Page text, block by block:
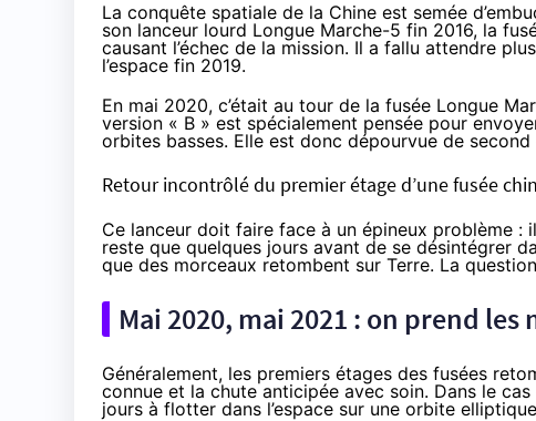
La conquête spatiale de la Chine est semée
son lanceur lourd Longue Marche-5 fin 2016, la
causant l’échec de la mission. Il a fallu attendre
l’espace fin 2019.
En mai 2020, c’était au tour de la fusée Longue
version « B » est spécialement pensée pour
orbites basses. Elle est donc dépourvue de
Retour incontrôlé du premier étage d’une fusée
Ce lanceur doit faire face à un épineux problème :
reste que quelques jours avant de se désintégrer
que des morceaux retombent sur Terre. La
Mai 2020, mai 2021 : on prend
Généralement, les premiers étages des fusées
connue et la chute anticipée avec soin. Dans le
jours à flotter dans l’espace sur une orbite